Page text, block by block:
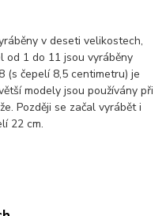
v deseti velikostech,
od 1 do 11 jsou vyráběny
(s čepelí 8,5 centimetru) je
modely jsou používány při
Později se začal vyrábět i
22 cm.